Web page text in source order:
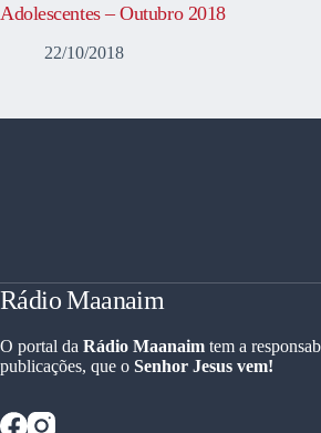
Adolescentes – Outubro 2018
22/10/2018
Rádio Maanaim
O portal da Rádio Maanaim tem a
publicações, que o Senhor Jesus vem!